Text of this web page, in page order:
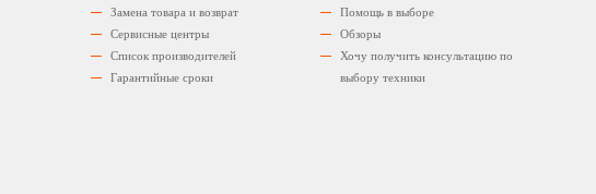
Замена товара и возврат
Сервисные центры
Список производителей
Гарантийные сроки
Помощь в выборе
Обзоры
Хочу получить консультацию по
выбору техники